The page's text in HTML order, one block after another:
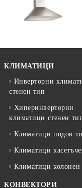
КЛИМАТИЦИ
Инверторни
стенен тип
Хиперинверторни
климатици стенен
Климатици подов
Климатици
Климатици колонен
КОНВЕКТОРИ